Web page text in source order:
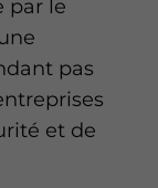
par le
pas
et de